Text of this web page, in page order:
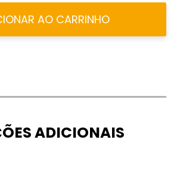
AO CARRINHO
ADICIONAIS